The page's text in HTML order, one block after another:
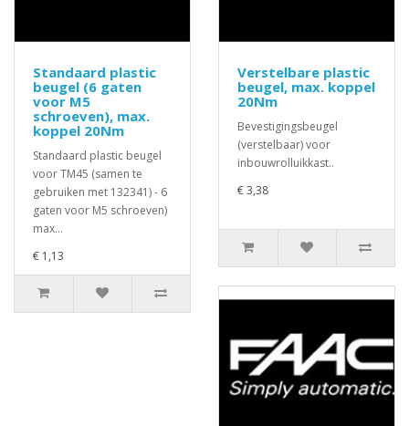
Standaard plastic
beugel (6 gaten
voor M5
schroeven), max.
koppel 20Nm
Standaard plastic beugel
voor TM45 (samen te
gebruiken met 132341) - 6
gaten voor M5 schroeven)
max...
€ 1,13
Verstelbare plastic
beugel, max. koppel
20Nm
Bevestigingsbeugel
(verstelbaar) voor
inbouwrolluikkast..
€ 3,38